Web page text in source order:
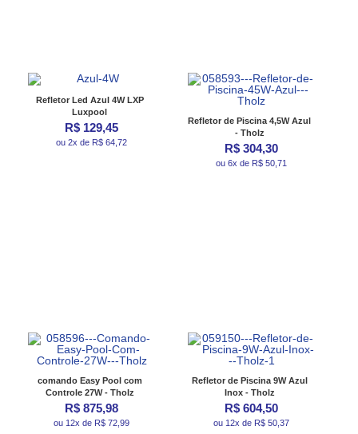
Refletor Led Azul 4W LXP
Luxpool
R$ 129,45
ou 2x de R$ 64,72
Refletor de Piscina 4,5W Azul
- Tholz
R$ 304,30
ou 6x de R$ 50,71
comando Easy Pool com
Controle 27W - Tholz
R$ 875,98
ou 12x de R$ 72,99
Refletor de Piscina 9W Azul
Inox - Tholz
R$ 604,50
ou 12x de R$ 50,37